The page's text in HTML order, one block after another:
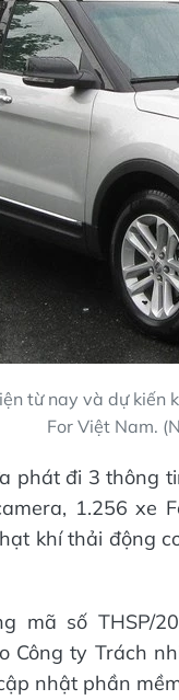
từ nay và dự
For Việt Nam.
phát đi 3 thông
1.256 xe
khí thải động
mã số THSP/
Công ty Trách
nhật phần